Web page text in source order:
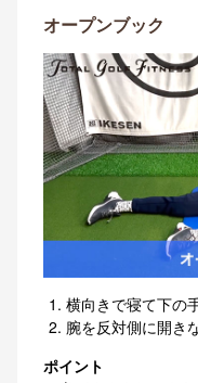
オープンブック
横向きで寝て下の
腕を反対側に開き
ポイント